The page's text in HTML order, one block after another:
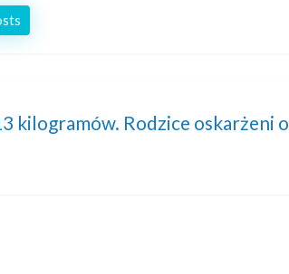
kilogramów. Rodzice oskarżeni o